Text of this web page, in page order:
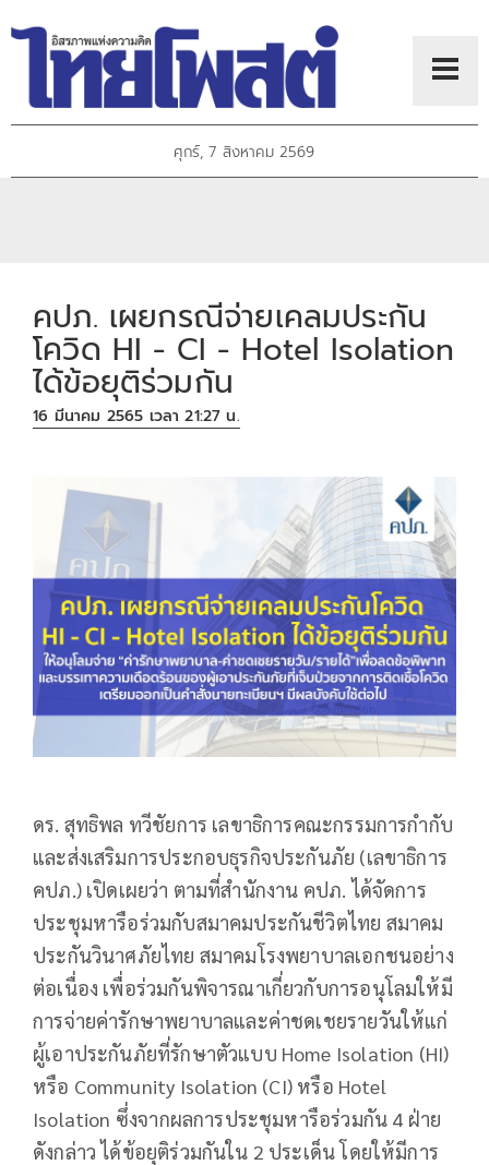
ศุกร์, 7 สิงหาคม 2569
คปภ. เผยกรณีจ่ายเคลมประกัน
โควิด HI - CI - Hotel Isolation
ได้ข้อยุติร่วมกัน
16 มีนาคม 2565 เวลา 21:27 น.
ดร. สุทธิพล ทวีชัยการ เลขาธิการคณะกรรมการกำกับ
และส่งเสริมการประกอบธุรกิจประกันภัย (เลขาธิการ
คปภ.) เปิดเผยว่า ตามที่สำนักงาน คปภ. ได้จัดการ
ประชุมหารือร่วมกับสมาคมประกันชีวิตไทย สมาคม
ประกันวินาศภัยไทย สมาคมโรงพยาบาลเอกชนอย่าง
ต่อเนื่อง เพื่อร่วมกันพิจารณาเกี่ยวกับการอนุโลมให้มี
การจ่ายค่ารักษาพยาบาลและค่าชดเชยรายวันให้แก่
ผู้เอาประกันภัยที่รักษาตัวแบบ Home Isolation (HI)
หรือ Community Isolation (CI) หรือ Hotel
Isolation ซึ่งจากผลการประชุมหารือร่วมกัน 4 ฝ่าย
ดังกล่าว ได้ข้อยุติร่วมกันใน 2 ประเด็น โดยให้มีการ